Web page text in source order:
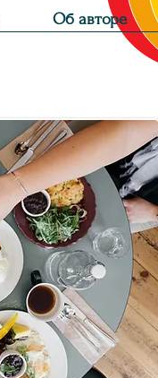
Об авторе